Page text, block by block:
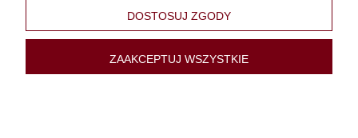
Nowości
DOSTOSUJ ZGODY
ZAAKCEPTUJ WSZYSTKIE